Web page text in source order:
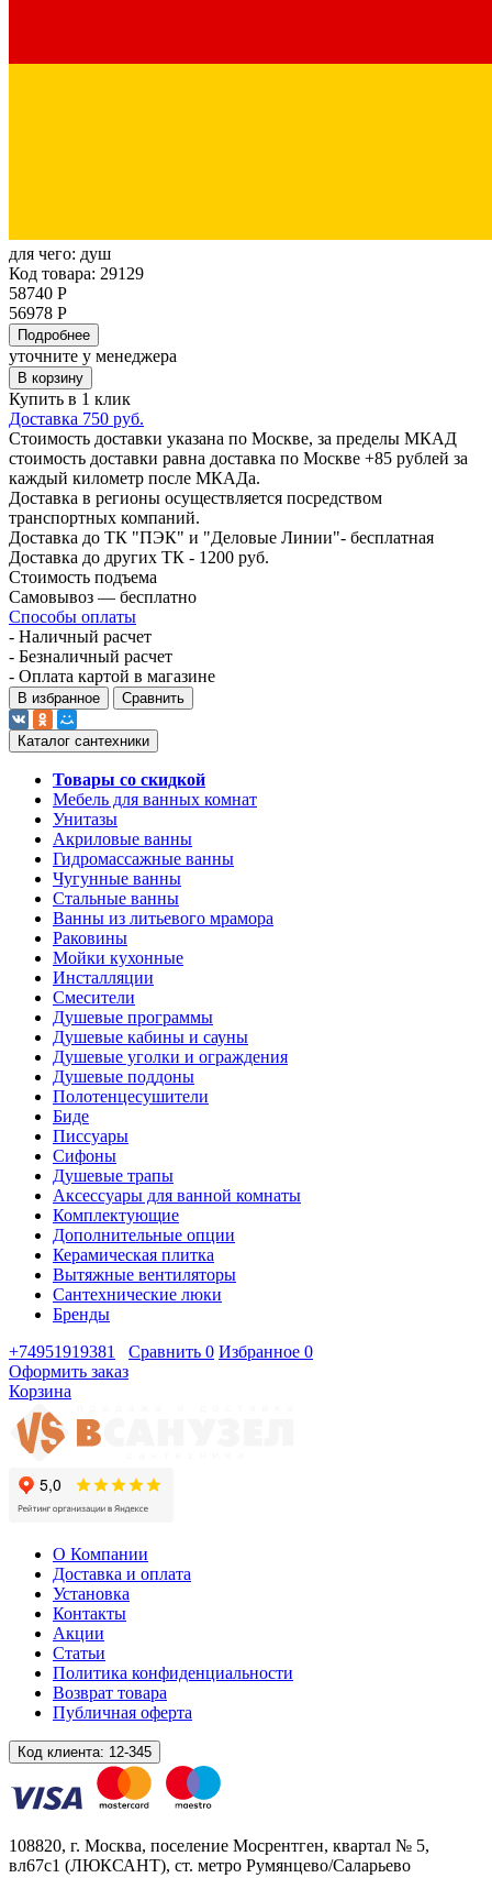
для чего: душ
Код товара: 29129
58740 Р
56978 Р
Подробнее
уточните у менеджера
В корзину
Купить в 1 клик
Доставка 750 руб.
Стоимость доставки указана по Москве, за пределы МКАД
стоимость доставки равна доставка по Москве +85 рублей за
каждый километр после МКАДа.
Доставка в регионы осуществляется посредством
транспортных компаний.
Доставка до ТК "ПЭК" и "Деловые Линии"- бесплатная
Доставка до других ТК - 1200 руб.
Стоимость подъема
Самовывоз — бесплатно
Способы оплаты
- Наличный расчет
- Безналичный расчет
- Оплата картой в магазине
В избранное Сравнить
Каталог сантехники
Товары со скидкой
Мебель для ванных комнат
Унитазы
Акриловые ванны
Гидромассажные ванны
Чугунные ванны
Стальные ванны
Ванны из литьевого мрамора
Раковины
Мойки кухонные
Инсталляции
Смесители
Душевые программы
Душевые кабины и сауны
Душевые уголки и ограждения
Душевые поддоны
Полотенцесушители
Биде
Писсуары
Сифоны
Душевые трапы
Аксессуары для ванной комнаты
Комплектующие
Дополнительные опции
Керамическая плитка
Вытяжные вентиляторы
Сантехнические люки
Бренды
+74951919381
Сравнить 0 Избранное 0
Оформить заказ
Корзина
О Компании
Доставка и оплата
Установка
Контакты
Акции
Статьи
Политика конфиденциальности
Возврат товара
Публичная оферта
Код клиента: 12-345
108820, г. Москва, поселение Мосрентген, квартал № 5,
вл67с1 (ЛЮКСАНТ), ст. метро Румянцево/Саларьево